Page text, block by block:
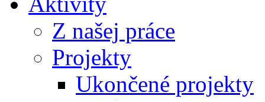
Z našej práce
Projekty
Ukončené projekty